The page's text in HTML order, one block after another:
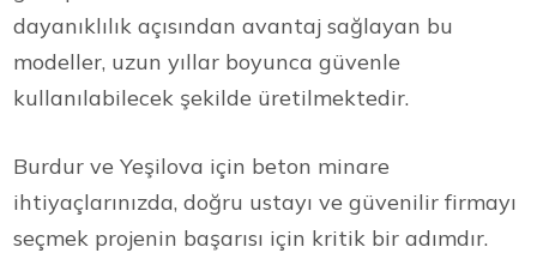
dayanıklılık açısından avantaj sağlayan bu
modeller, uzun yıllar boyunca güvenle
kullanılabilecek şekilde üretilmektedir.
Burdur ve Yeşilova için beton minare
ihtiyaçlarınızda, doğru ustayı ve güvenilir firmayı
seçmek projenin başarısı için kritik bir adımdır.